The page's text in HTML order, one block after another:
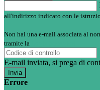
all'indirizzo indicato con le
Non hai una e-mail associata al
tramite la
E-mail inviata, si prega di
Errore